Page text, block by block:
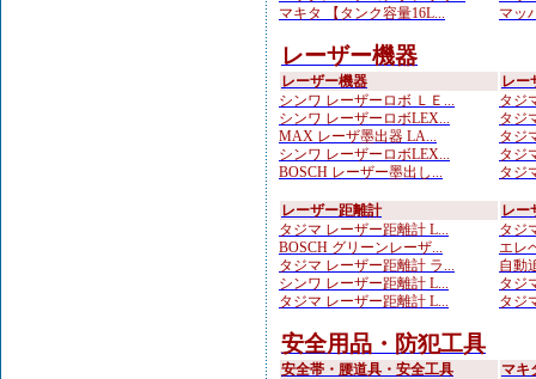
マキタ 【タンク容量16L...
マッ
レーザー機器
レーザー機器
シンワ レーザーロボ ＬＥ...
シンワ レーザーロボLEX...
MAX レーザ墨出器 LA...
シンワ レーザーロボLEX...
BOSCH レーザー墨出し...
レー
タジ
タジ
タジ
タジ
タジ
レーザー距離計
タジマ レーザー距離計 L...
BOSCH グリーンレーザ...
タジマ レーザー距離計 ラ...
シンワ レーザー距離計 L...
タジマ レーザー距離計 L...
レー
タジ
エレ
自動
タジ
タジ
安全用品・防犯工具
安全帯・腰道具・安全工具
マキ